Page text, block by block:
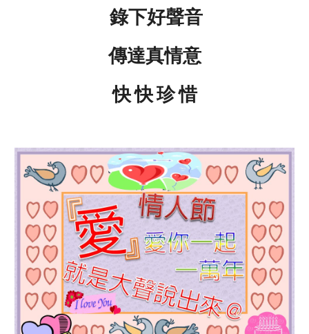
錄下好聲音
傳達真情意
快 快 珍 惜